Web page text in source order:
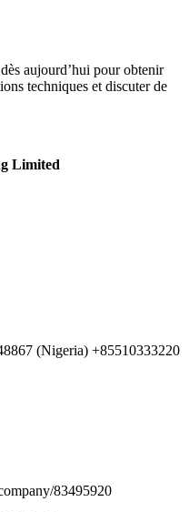
aujourd’hui pour obtenir
techniques et discuter de
Limited
(Nigeria) +85510333220
83495920